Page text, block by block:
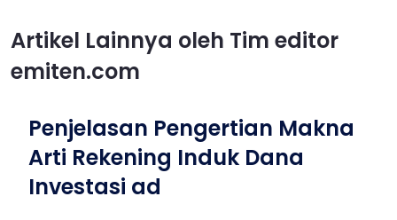
Artikel Lainnya oleh Tim editor
emiten.com
Penjelasan Pengertian Makna
Arti Rekening Induk Dana
Investasi ad